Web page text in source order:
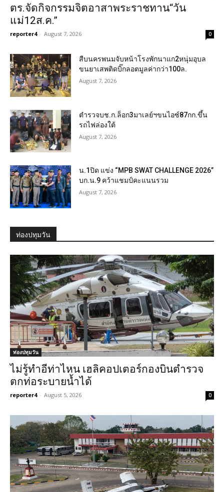
ตร.จัดกิจกรรมจิตอาสาพระราชทาน“วัน
แม่12ส.ค.”
reporter4 - August 7, 2026 0
สืบนครพนมจับหน้าโรงพักนาแก2หนุ่มอุบล
ขนยาเสพติดบิ๊กลอตมูลค่ากว่า100ล.
August 7, 2026
ตำรวจบช.ก.ล็อก3มาเลย์ฯขนไอซ์87กก.ขึ้น
รถไฟล่องใต้
August 7, 2026
น.1ปิด แข่ง “MPB SWAT CHALLENGE 2026”
บก.น.9 คว้าแชมป์คะแนนรวม
August 7, 2026
ท่องปทุมวัน
ท่องปทุมวัน
ไม่รู้ทำอีท่าไหน เฮลิคอปเตอร์กองบินตำรวจ
ตกท่อระบายน้ำได้
reporter4 - August 5, 2026 0